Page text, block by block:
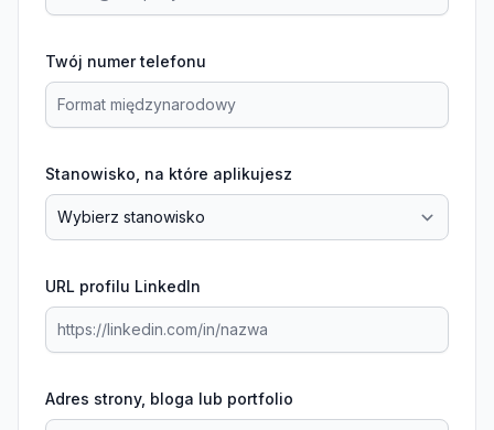
Twój numer telefonu
Stanowisko, na które aplikujesz
URL profilu LinkedIn
Adres strony, bloga lub portfolio